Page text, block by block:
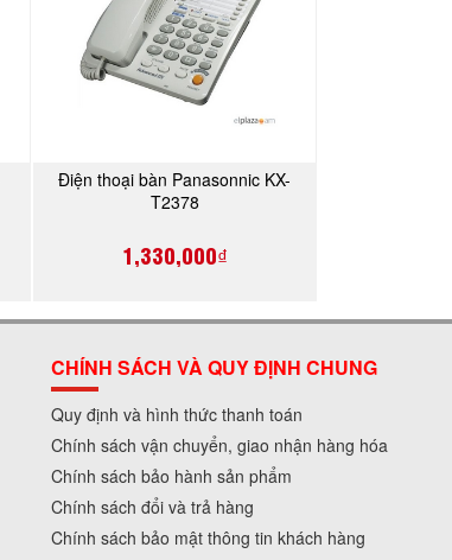
Điện thoại bàn Panasonnic KX-
T2378
1,330,000₫
MUA NGAY
CHÍNH SÁCH VÀ QUY ĐỊNH CHUNG
Quy định và hình thức thanh toán
Chính sách vận chuyển, giao nhận hàng hóa
Chính sách bảo hành sản phẩm
Chính sách đổi và trả hàng
Chính sách bảo mật thông tin khách hàng